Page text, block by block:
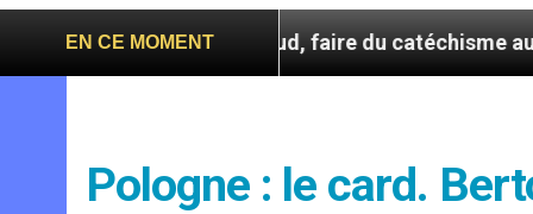
EN CE MOMENT
En Corée du Sud, faire du catéchisme autrement
Pologne : le card.